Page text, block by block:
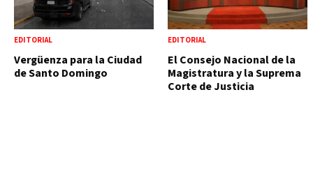
EDITORIAL
Vergüenza para la Ciudad
de Santo Domingo
EDITORIAL
El Consejo Nacional de la
Magistratura y la Suprema
Corte de Justicia